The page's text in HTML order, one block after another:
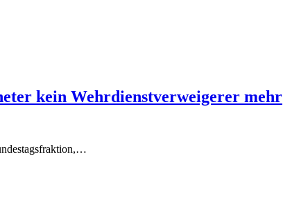
kein Wehrdienstverweigerer mehr